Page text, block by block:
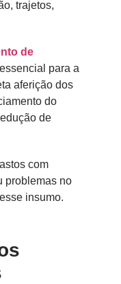
trajetos,
de
para a
aferição dos
do
de
com
problemas no
insumo.